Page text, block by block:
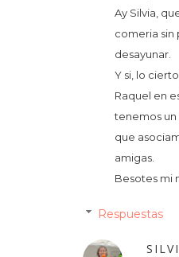
Ay Silvia,
comeria sin
desayunar.
Y si, lo
Raquel en
tenemos un
que
amigas.
Besotes mi
Respuestas